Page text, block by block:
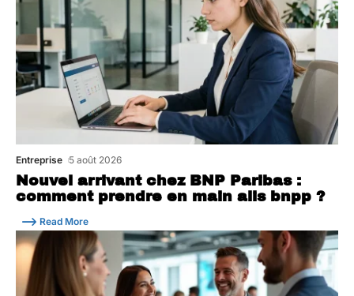
Nouvel arrivant chez BNP Paribas :
comment prendre en main alis bnpp ?
Entreprise 5 août 2026
Read More